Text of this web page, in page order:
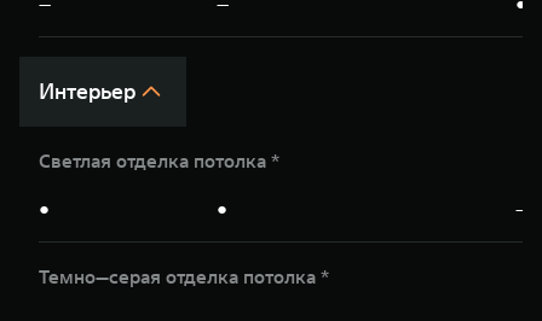
Интерьер
Светлая отделка потолка *
● ● —
Темно—серая отделка потолка *